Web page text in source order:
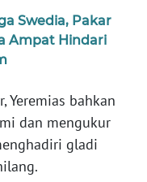
Swedia, Pakar
Ampat Hindari
Yeremias bahkan
dan mengukur
gladi